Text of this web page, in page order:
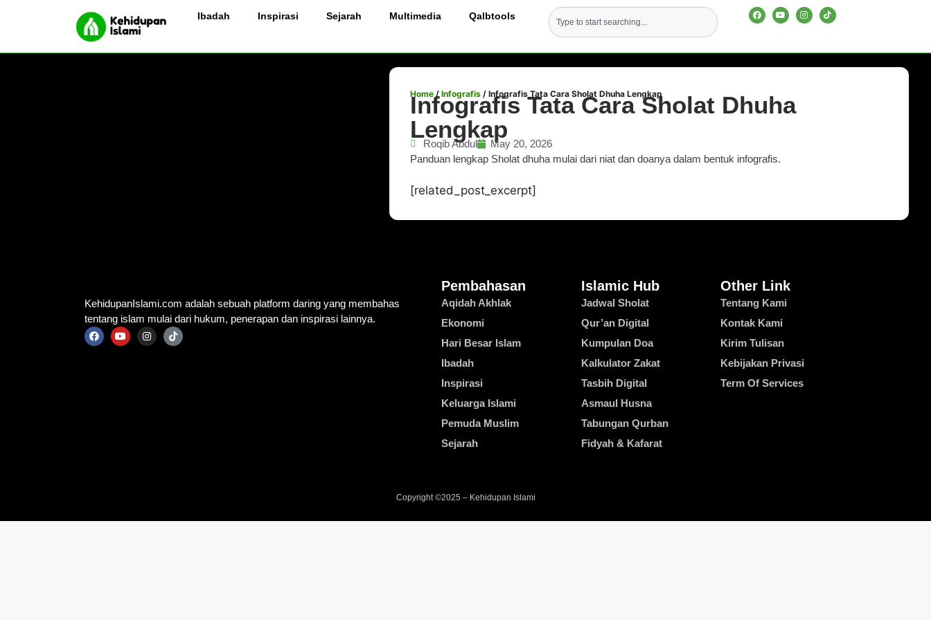
Ibadah Inspirasi Sejarah Multimedia Qalbtools
Home/ Infografis/ Infografis Tata Cara Sholat Dhuha Lengkap
Infografis Tata Cara Sholat Dhuha
Lengkap
Roqib Abdul
May 20, 2026
Panduan lengkap Sholat dhuha mulai dari niat dan doanya dalam bentuk infografis.
[related_post_excerpt]
KehidupanIslami.com adalah sebuah platform daring yang membahas
tentang islam mulai dari hukum, penerapan dan inspirasi lainnya.
Pembahasan
Aqidah Akhlak
Ekonomi
Hari Besar Islam
Ibadah
Inspirasi
Keluarga Islami
Pemuda Muslim
Sejarah
Islamic Hub
Jadwal Sholat
Qur’an Digital
Kumpulan Doa
Kalkulator Zakat
Tasbih Digital
Asmaul Husna
Tabungan Qurban
Fidyah & Kafarat
Other Link
Tentang Kami
Kontak Kami
Kirim Tulisan
Kebijakan Privasi
Term Of Services
Copyright ©2025 – Kehidupan Islami